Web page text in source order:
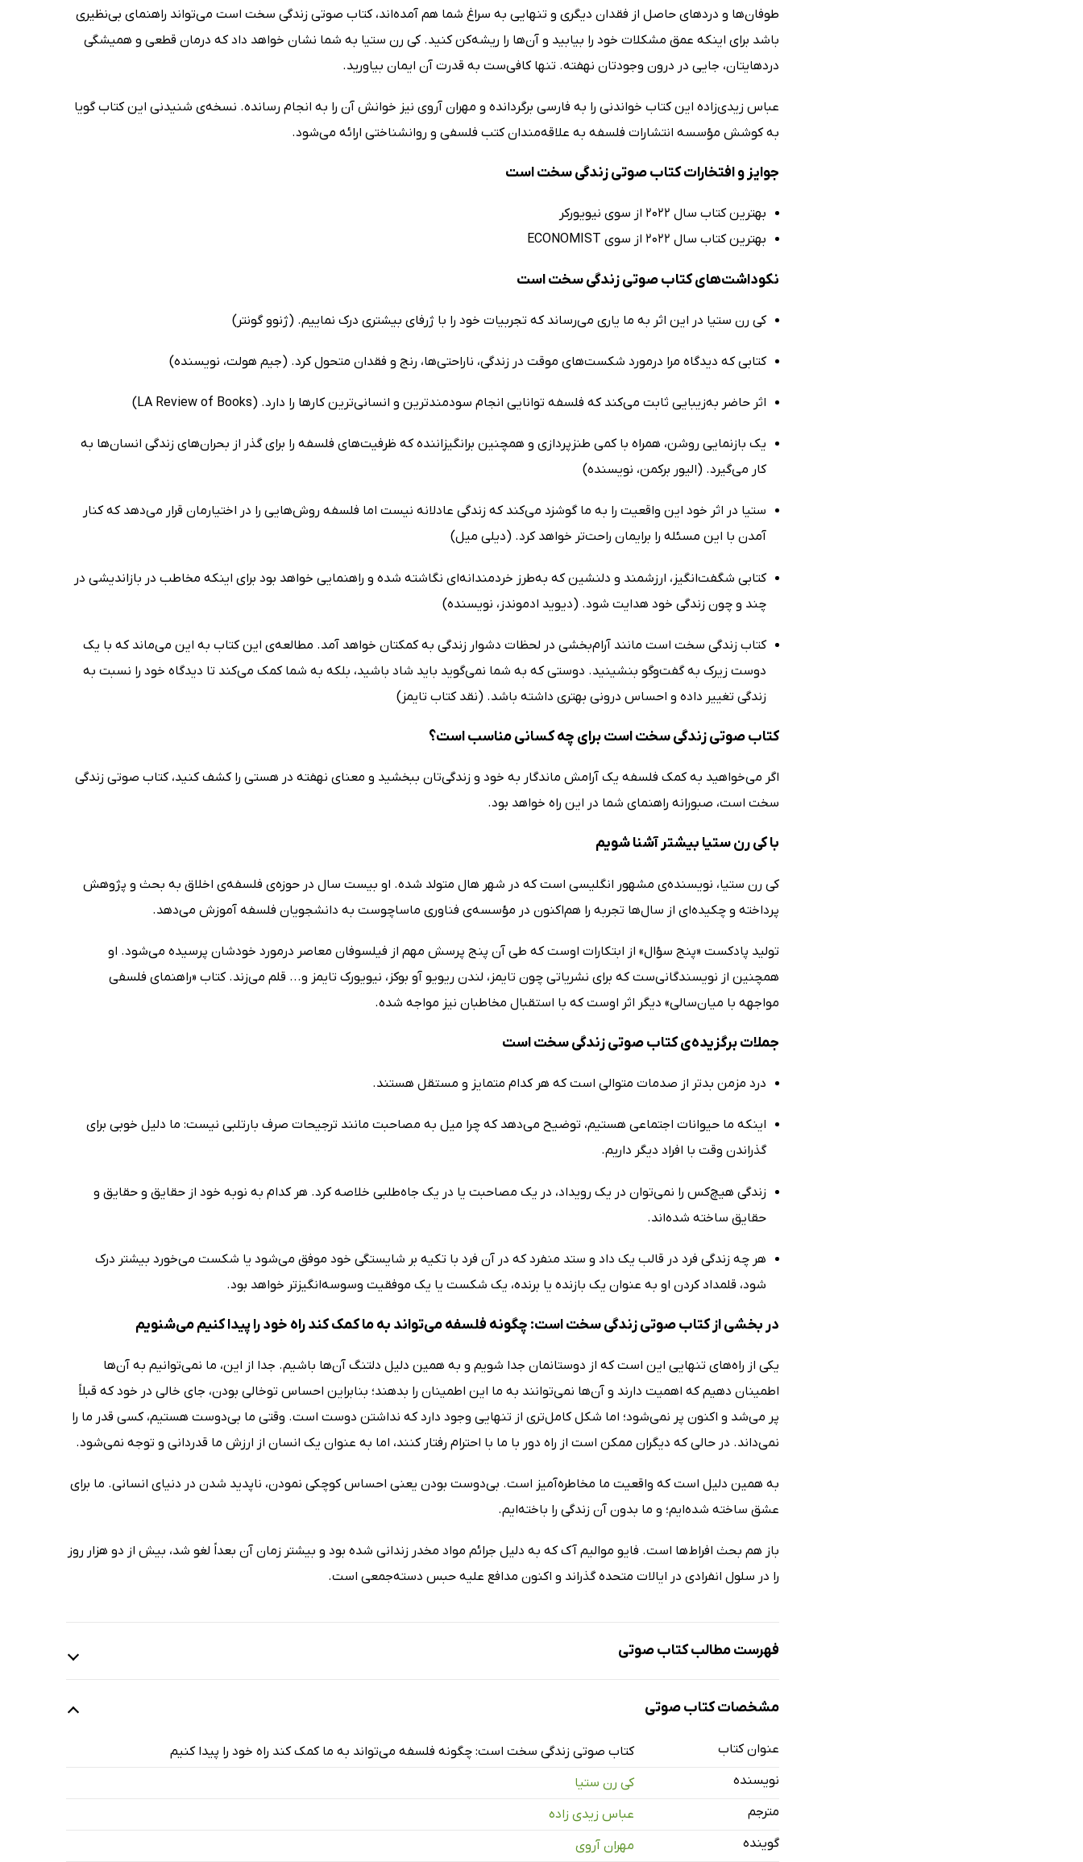
طوفان‌ها و دردهای حاصل از فقدان دیگری و تنهایی به سراغ شما هم آمده‌اند، کتاب صوتی زندگی سخت است می‌تواند راهنمای بی‌نظیری
باشد برای اینکه عمق مشکلات خود را بیابید و آن‌ها را ریشه‌کن کنید. کی رن ستیا به شما نشان خواهد داد که درمان قطعی و همیشگی
دردهایتان، جایی در درون وجودتان نهفته. تنها کافی‌ست به قدرت آن ایمان بیاورید.
عباس زیدی‌زاده این کتاب خواندنی را به فارسی برگردانده و مهران آروی نیز خوانش آن را به انجام رسانده. نسخه‌ی شنیدنی این کتاب گویا
به کوشش مؤسسه انتشارات فلسفه به علاقه‌مندان کتب فلسفی و روانشناختی ارائه می‌شود.
جوایز و افتخارات کتاب صوتی زندگی سخت است
بهترین کتاب سال 2022 از سوی نیویورکر
بهترین کتاب سال 2022 از سوی ECONOMIST
نکوداشت‌های کتاب صوتی زندگی سخت است
کی رن ستیا در این اثر به ما یاری می‌رساند که تجربیات خود را با ژرفای بیشتری درک نماییم. (ژنوو گونتر)
کتابی که دیدگاه مرا درمورد شکست‌های موقت در زندگی، ناراحتی‌ها، رنج و فقدان متحول کرد. (جیم هولت، نویسنده)
اثر حاضر به‌زیبایی ثابت می‌کند که فلسفه توانایی انجام سودمندترین و انسانی‌ترین کارها را دارد. (LA Review of Books)
یک بازنمایی روشن، همراه با کمی طنزپردازی و همچنین برانگیزاننده که ظرفیت‌های فلسفه را برای گذر از بحران‌های زندگی انسان‌ها به
کار می‌گیرد. (الیور برکمن، نویسنده)
ستیا در اثر خود این واقعیت را به ما گوشزد می‌کند که زندگی عادلانه نیست اما فلسفه روش‌هایی را در اختیارمان قرار می‌دهد که کنار
آمدن با این مسئله را برایمان راحت‌تر خواهد کرد. (دیلی میل)
کتابی شگفت‌انگیز، ارزشمند و دلنشین که به‌طرز خردمندانه‌ای نگاشته شده و راهنمایی خواهد بود برای اینکه مخاطب در بازاندیشی در
چند و چون زندگی خود هدایت شود. (دیوید ادموندز، نویسنده)
کتاب زندگی سخت است مانند آرام‌بخشی در لحظات دشوار زندگی به کمکتان خواهد آمد. مطالعه‌ی این کتاب به این می‌ماند که با یک
دوست زیرک به گفت‌و‌گو بنشینید. دوستی که به شما نمی‌گوید باید شاد باشید، بلکه به شما کمک می‌کند تا دیدگاه خود را نسبت به
زندگی تغییر داده و احساس درونی بهتری داشته باشد. (نقد کتاب تایمز)
کتاب صوتی زندگی سخت است برای چه کسانی مناسب است؟
اگر می‌خواهید به کمک فلسفه یک آرامش ماندگار به خود و زندگی‌تان ببخشید و معنای نهفته در هستی را کشف کنید، کتاب صوتی زندگی
سخت است، صبورانه راهنمای شما در این راه خواهد بود.
با کی رن ستیا بیشتر آشنا شویم
کی رن ستیا، نویسنده‌ی مشهور انگلیسی است که در شهر هال متولد شده. او بیست سال در حوزه‌ی فلسفه‌ی اخلاق به بحث و پژوهش
پرداخته و چکیده‌ای از سال‌ها تجربه را هم‌اکنون در مؤسسه‌ی فناوری ماساچوست به دانشجویان فلسفه آموزش می‌دهد.
تولید پادکست «پنج سؤال» از ابتکارات اوست که طی آن پنج پرسش مهم از فیلسوفان معاصر درمورد خودشان پرسیده می‌شود. او
همچنین از نویسندگانی‌ست که برای نشریاتی چون تایمز، لندن ریویو آو بوکز، نیویورک تایمز و... قلم می‌زند. کتاب «راهنمای فلسفی
مواجهه با میان‌سالی» دیگر اثر اوست که با استقبال مخاطبان نیز مواجه شده.
جملات برگزیده‌ی کتاب صوتی زندگی سخت است
درد مزمن بدتر از صدمات متوالی است که هر کدام متمایز و مستقل هستند.
اینکه ما حیوانات اجتماعی هستیم، توضیح می‌دهد که چرا میل به مصاحبت مانند ترجیحات صرف بارتلبی نیست: ما دلیل خوبی برای
گذراندن وقت با افراد دیگر داریم.
زندگی هیچ‌کس را نمی‌توان در یک رویداد، در یک مصاحبت یا در یک جاه‌طلبی خلاصه کرد. هر کدام به نوبه خود از حقایق و حقایق و
حقایق ساخته شده‌اند.
هر چه زندگی فرد در قالب یک داد و ستد منفرد که در آن فرد با تکیه بر شایستگی خود موفق می‌شود یا شکست می‌خورد بیشتر درک
شود، قلمداد کردن او به عنوان یک بازنده یا برنده، یک شکست یا یک موفقیت وسوسه‌انگیزتر خواهد بود.
در بخشی از کتاب صوتی زندگی سخت است: چگونه فلسفه می‌تواند به ما کمک کند راه خود را پیدا کنیم می‌شنویم
یکی از راه‌های تنهایی این است که از دوستانمان جدا شویم و به همین دلیل دلتنگ آن‌ها باشیم. جدا از این، ما نمی‌توانیم به آن‌ها
اطمینان دهیم که اهمیت دارند و آن‌ها نمی‌توانند به ما این اطمینان را بدهند؛ بنابراین احساس توخالی بودن، جای خالی در خود که قبلاً
پر می‌شد و اکنون پر نمی‌شود؛ اما شکل کامل‌تری از تنهایی وجود دارد که نداشتن دوست است. وقتی ما بی‌دوست هستیم، کسی قدر ما را
نمی‌داند. در حالی که دیگران ممکن است از راه دور با ما با احترام رفتار کنند، اما به عنوان یک انسان از ارزش ما قدردانی و توجه نمی‌شود.
به همین دلیل است که واقعیت ما مخاطره‌آمیز است. بی‌دوست بودن یعنی احساس کوچکی نمودن، ناپدید شدن در دنیای انسانی. ما برای
عشق ساخته شده‌ایم؛ و ما بدون آن زندگی را باخته‌ایم.
باز هم بحث افراط‌ها است. فایو موالیم آک که به دلیل جرائم مواد مخدر زندانی شده بود و بیشتر زمان آن بعداً لغو شد، بیش از دو هزار روز
را در سلول انفرادی در ایالات متحده گذراند و اکنون مدافع علیه حبس دسته‌جمعی است.
فهرست مطالب کتاب صوتی
نمونه
معرفی و پیشگفتار
مقدمه
فصل اول: ناتوانی
فصل دوم: تنهایی
مشخصات کتاب صوتی
عنوان کتاب
کتاب صوتی زندگی سخت است: چگونه فلسفه می‌تواند به ما کمک کند راه خود را پیدا کنیم
نویسنده
کی رن ستیا
مترجم
عباس زیدی زاده
گوینده
مهران آروی